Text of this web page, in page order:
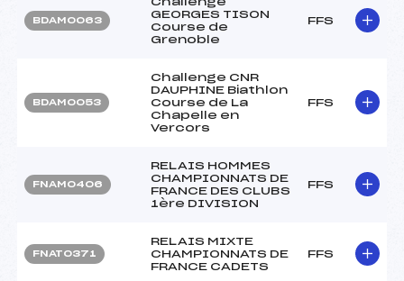
BDAM0063
GEORGES TISON
Course de
Grenoble
FFS
BDAM0053
Challenge CNR
DAUPHINE Biathlon
Course de La
Chapelle en
Vercors
FFS
FNAM0406
RELAIS HOMMES
CHAMPIONNATS DE
FRANCE DES CLUBS
1ère DIVISION
FFS
FNAT0371
RELAIS MIXTE
CHAMPIONNATS DE
FRANCE CADETS
FFS